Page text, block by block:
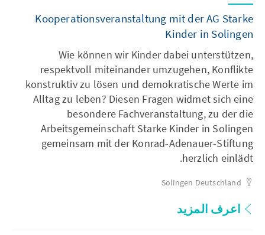
Kooperationsveranstaltung mit der AG Starke
Kinder in Solingen
Wie können wir Kinder dabei unterstützen,
respektvoll miteinander umzugehen, Konflikte
konstruktiv zu lösen und demokratische Werte im
Alltag zu leben? Diesen Fragen widmet sich eine
besondere Fachveranstaltung, zu der die
Arbeitsgemeinschaft Starke Kinder in Solingen
gemeinsam mit der Konrad-Adenauer-Stiftung
herzlich einlädt.
Solingen Deutschland
اعرف المزيد